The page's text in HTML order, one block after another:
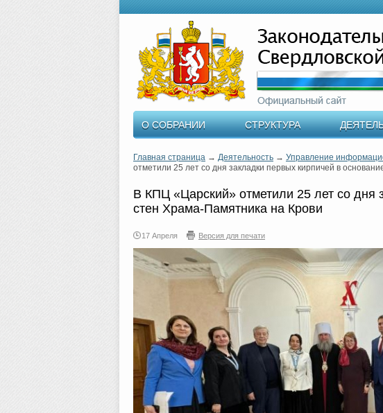
О СОБРАНИИ СТРУКТУРА
Главная страница → Деятельность → Управление
отметили 25 лет со дня закладки первых кирпичей в
В КПЦ «Царский» отметили 25 лет со дня
стен Храма-Памятника на Крови
17 Апреля Версия для печати